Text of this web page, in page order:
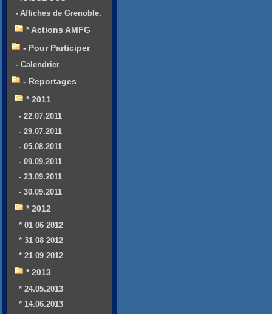
- Affiches de Grenoble.
* Actions AMFG
- Pour Participer
- Calendrier
- Reportages
* 2011
- 22.07.2011
- 29.07.2011
- 05.08.2011
- 09.09.2011
- 23.09.2011
- 30.09.2011
* 2012
* 01 06 2012
* 31 08 2012
* 21 09 2012
* 2013
* 24.05.2013
* 14.06.2013